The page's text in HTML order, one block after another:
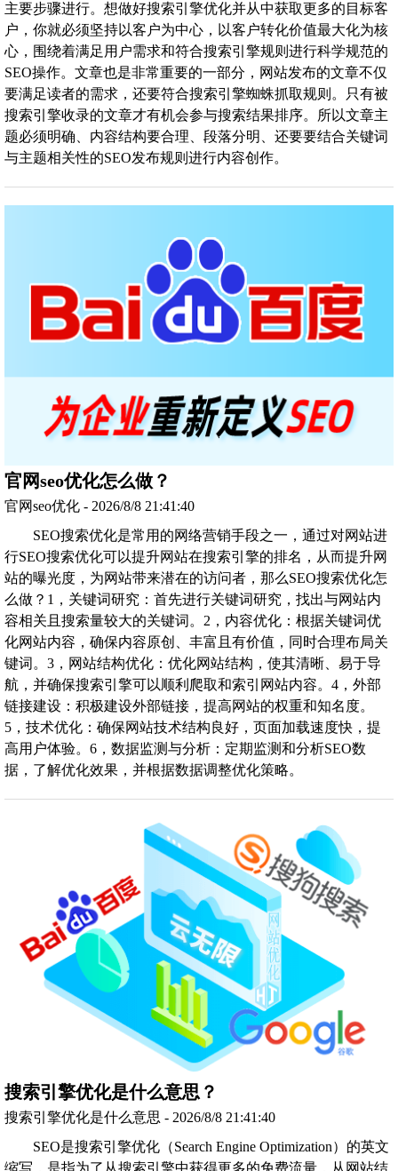
主要步骤进行。想做好搜索引擎优化并从中获取更多的目标客
户，你就必须坚持以客户为中心，以客户转化价值最大化为核
心，围绕着满足用户需求和符合搜索引擎规则进行科学规范的
SEO操作。文章也是非常重要的一部分，网站发布的文章不仅
要满足读者的需求，还要符合搜索引擎蜘蛛抓取规则。只有被
搜索引擎收录的文章才有机会参与搜索结果排序。所以文章主
题必须明确、内容结构要合理、段落分明、还要要结合关键词
与主题相关性的SEO发布规则进行内容创作。
官网seo优化怎么做？
官网seo优化 - 2026/8/8 21:41:40
SEO搜索优化是常用的网络营销手段之一，通过对网站进
行SEO搜索优化可以提升网站在搜索引擎的排名，从而提升网
站的曝光度，为网站带来潜在的访问者，那么SEO搜索优化怎
么做？1，关键词研究：首先进行关键词研究，找出与网站内
容相关且搜索量较大的关键词。2，内容优化：根据关键词优
化网站内容，确保内容原创、丰富且有价值，同时合理布局关
键词。3，网站结构优化：优化网站结构，使其清晰、易于导
航，并确保搜索引擎可以顺利爬取和索引网站内容。4，外部
链接建设：积极建设外部链接，提高网站的权重和知名度。
5，技术优化：确保网站技术结构良好，页面加载速度快，提
高用户体验。6，数据监测与分析：定期监测和分析SEO数
据，了解优化效果，并根据数据调整优化策略。
搜索引擎优化是什么意思？
搜索引擎优化是什么意思 - 2026/8/8 21:41:40
SEO是搜索引擎优化（Search Engine Optimization）的英文
缩写，是指为了从搜索引擎中获得更多的免费流量，从网站结